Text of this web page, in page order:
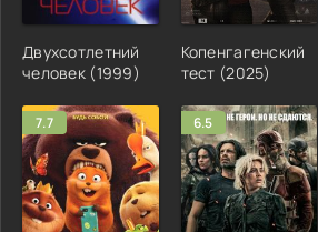
Двухсотлетний
человек (1999)
Копенгагенский
тест (2025)
7.7 6.5